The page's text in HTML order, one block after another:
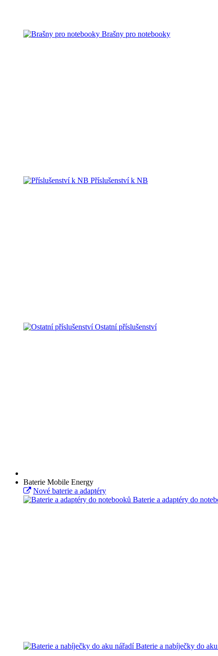
Brašny pro notebooky
Příslušenství k NB
Ostatní příslušenství
Baterie Mobile Energy
Nové baterie a adaptéry
Baterie a adaptéry do
Baterie a nabíječky do